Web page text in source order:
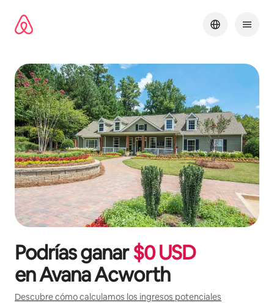
contenido
Podrías ganar$0USD
enAvana Acworth
Descubre cómo calculamos los ingresos potenciales